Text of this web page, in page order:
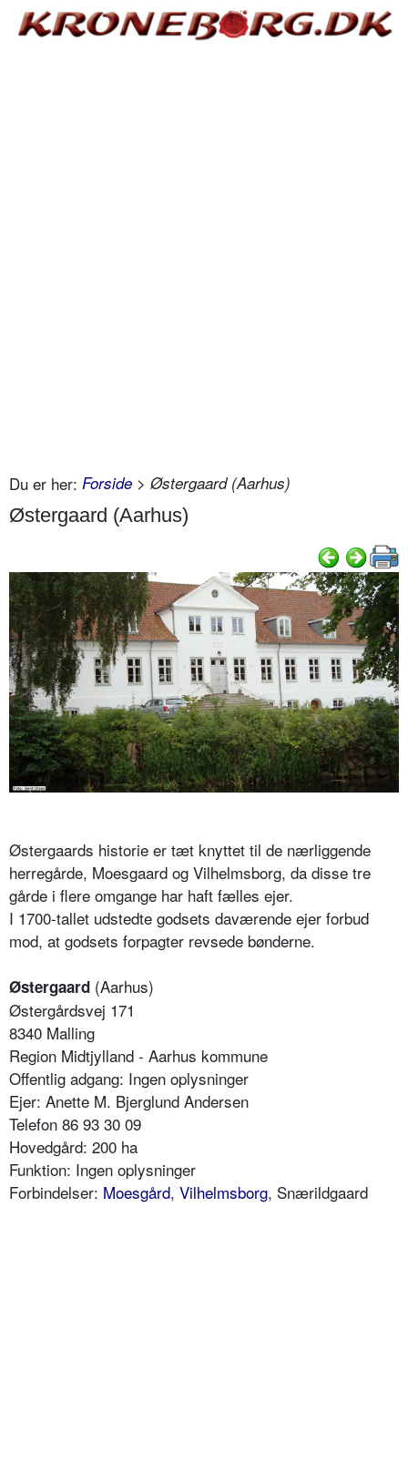
Du er her: Forside > Østergaard (Aarhus)
Østergaard (Aarhus)
Østergaards historie er tæt knyttet til de nærliggende
herregårde, Moesgaard og Vilhelmsborg, da disse tre
gårde i flere omgange har haft fælles ejer.
I 1700-tallet udstedte godsets daværende ejer forbud
mod, at godsets forpagter revsede bønderne.
Østergaard (Aarhus)
Østergårdsvej 171
8340 Malling
Region Midtjylland - Aarhus kommune
Offentlig adgang: Ingen oplysninger
Ejer: Anette M. Bjerglund Andersen
Telefon 86 93 30 09
Hovedgård: 200 ha
Funktion: Ingen oplysninger
Forbindelser: Moesgård, Vilhelmsborg, Snærildgaard